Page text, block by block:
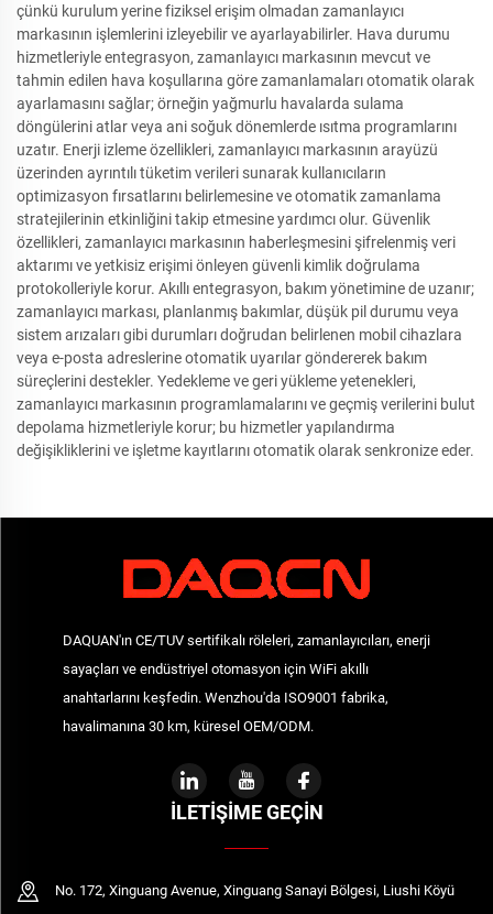
çünkü kurulum yerine fiziksel erişim olmadan zamanlayıcı
markasının işlemlerini izleyebilir ve ayarlayabilirler. Hava durumu
hizmetleriyle entegrasyon, zamanlayıcı markasının mevcut ve
tahmin edilen hava koşullarına göre zamanlamaları otomatik olarak
ayarlamasını sağlar; örneğin yağmurlu havalarda sulama
döngülerini atlar veya ani soğuk dönemlerde ısıtma programlarını
uzatır. Enerji izleme özellikleri, zamanlayıcı markasının arayüzü
üzerinden ayrıntılı tüketim verileri sunarak kullanıcıların
optimizasyon fırsatlarını belirlemesine ve otomatik zamanlama
stratejilerinin etkinliğini takip etmesine yardımcı olur. Güvenlik
özellikleri, zamanlayıcı markasının haberleşmesini şifrelenmiş veri
aktarımı ve yetkisiz erişimi önleyen güvenli kimlik doğrulama
protokolleriyle korur. Akıllı entegrasyon, bakım yönetimine de uzanır;
zamanlayıcı markası, planlanmış bakımlar, düşük pil durumu veya
sistem arızaları gibi durumları doğrudan belirlenen mobil cihazlara
veya e-posta adreslerine otomatik uyarılar göndererek bakım
süreçlerini destekler. Yedekleme ve geri yükleme yetenekleri,
zamanlayıcı markasının programlamalarını ve geçmiş verilerini bulut
depolama hizmetleriyle korur; bu hizmetler yapılandırma
değişikliklerini ve işletme kayıtlarını otomatik olarak senkronize eder.
DAQUAN'ın CE/TUV sertifikalı röleleri, zamanlayıcıları, enerji
sayaçları ve endüstriyel otomasyon için WiFi akıllı
anahtarlarını keşfedin. Wenzhou'da ISO9001 fabrika,
havalimanına 30 km, küresel OEM/ODM.
İLETIŞIME GEÇIN
No. 172, Xinguang Avenue, Xinguang Sanayi Bölgesi, Liushi Köyü